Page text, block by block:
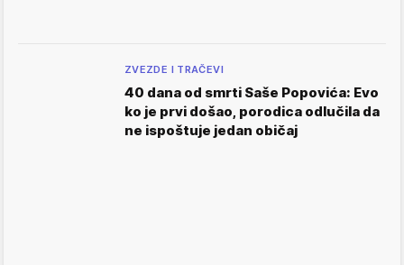
ZVEZDE I TRAČEVI
40 dana od smrti Saše Popovića: Evo
ko je prvi došao, porodica odlučila da
ne ispoštuje jedan običaj